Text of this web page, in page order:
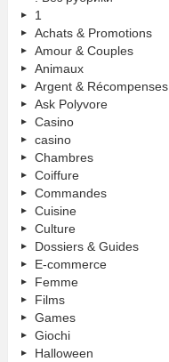
1
Achats & Promotions
Amour & Couples
Animaux
Argent & Récompenses
Ask Polyvore
Casino
casino
Chambres
Coiffure
Commandes
Cuisine
Culture
Dossiers & Guides
E-commerce
Femme
Films
Games
Giochi
Halloween